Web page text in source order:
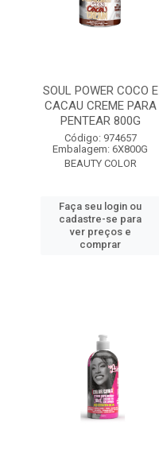
SOUL POWER COCO E
CACAU CREME PARA
PENTEAR 800G
Código: 974657
Embalagem: 6X800G
BEAUTY COLOR
Faça seu login ou
cadastre-se para
ver preços e
comprar